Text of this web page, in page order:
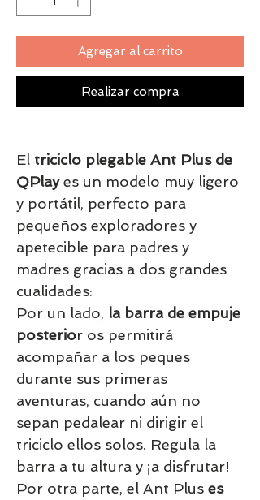
Agregar al carrito
Realizar compra
El triciclo plegable Ant Plus de
QPlayes un modelo muy ligero
y portátil, perfecto para
pequeños exploradores y
apetecible para padres y
madres gracias a dos grandes
cualidades:
Por un lado, la barra de empuje
posterior os permitirá
acompañar a los peques
durante sus primeras
aventuras, cuando aún no
sepan pedalear ni dirigir el
triciclo ellos solos. Regula la
barra a tu altura y ¡a disfrutar!
Por otra parte, el Ant Plus es